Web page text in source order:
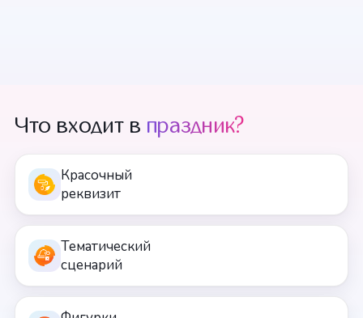
Что входит в праздник?
Красочный
реквизит
Тематический
сценарий